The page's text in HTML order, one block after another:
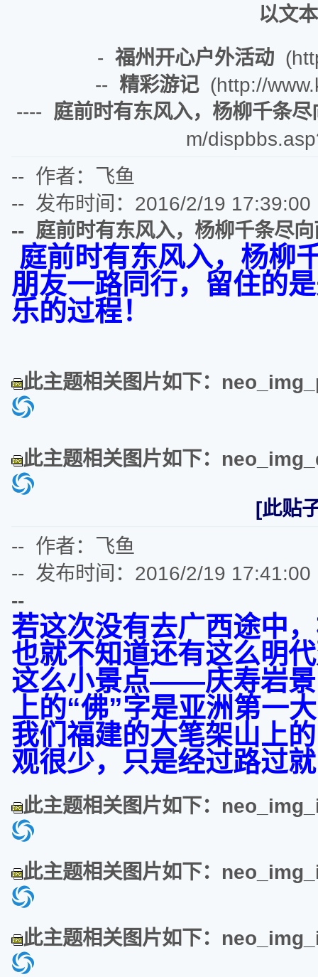
以文
- 福州开心户外活动
-- 精彩游记(http://
---- 庭前时有东风入，杨柳千条
m/
-- 作者：飞鱼
-- 发布时间：2016/2/19 17:39:00
-- 庭前时有东风入，杨柳千条尽
庭前时有东风入，杨
朋友一路同行，留住的
乐的过程！
此主题相关图片如下：
此主题相关图片如下：
[此贴
-- 作者：飞鱼
-- 发布时间：2016/2/19 17:41:00
--
若这次没有去广西途中
也就不知道还有这么明
这么小景点——庆寿岩景
上的“佛”字是亚洲第一
我们福建的大笔架山上
观很少，只是经过路过
此主题相关图片如下：
此主题相关图片如下：
此主题相关图片如下：